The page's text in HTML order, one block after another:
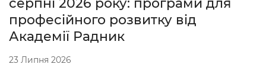
серпні 2026 року: програми для
професійного розвитку від
Академії Радник
23 Липня 2026